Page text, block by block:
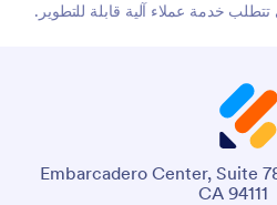
خدمة عملاء آلية قابلة للتطوير.
4 Embarcadero Center, Suite
CA 94111